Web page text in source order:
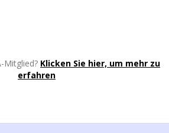
Mitglied? Klicken Sie hier, um mehr zu
erfahren